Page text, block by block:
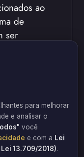
ao
de
ser
essas
solução
máximo
para melhorar
e analisar o
você
e com a Lei
13.709/2018).